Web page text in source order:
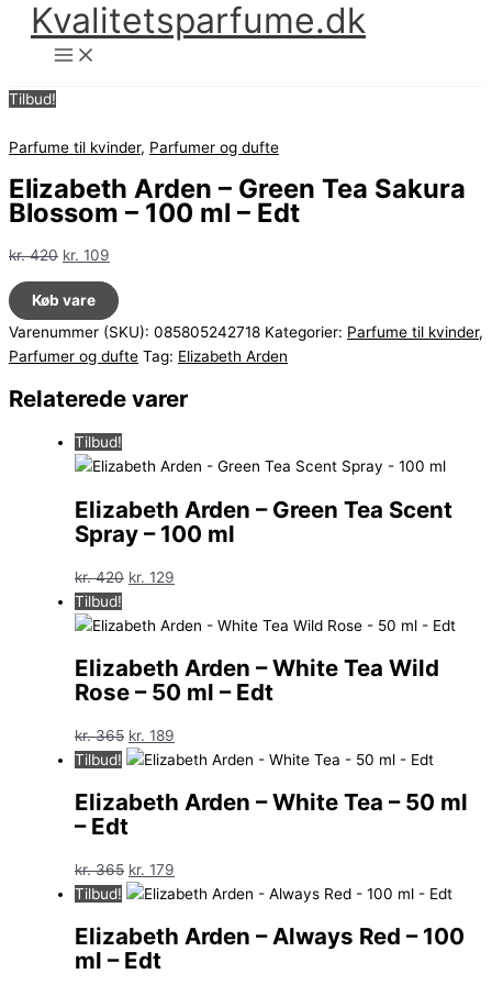
Kvalitetsparfume.dk
Tilbud!
Parfume til kvinder, Parfumer og dufte
Elizabeth Arden – Green Tea Sakura
Blossom – 100 ml – Edt
kr.420 Den
oprindelige
pris
var:
kr. 420.
kr. 109
pris
er:
kr. 109.
Køb vare
Varenummer (SKU): 085805242718 Kategorier: Parfume til kvinder,
Parfumer og dufte Tag: Elizabeth Arden
Relaterede varer
Tilbud!
Elizabeth Arden – Green Tea Scent
Spray – 100 ml
kr.420 Den
pris
kr. 420.
kr. 129
pris
kr. 129.
Tilbud!
Elizabeth Arden – White Tea Wild
Rose – 50 ml – Edt
kr.365 Den
oprindelige
var:
kr. 365.
kr. 189
aktuelle
er:
Tilbud!
Elizabeth Arden – White Tea – 50 ml
– Edt
kr.365 Den
oprindelige
var:
kr. 365.
kr. 179
aktuelle
er:
Tilbud!
Elizabeth Arden – Always Red – 100
ml – Edt